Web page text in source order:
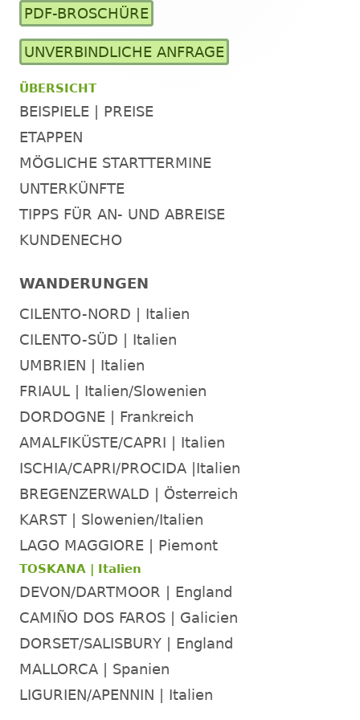
Seitenleiste
PDF-BROSCHÜRE
UNVERBINDLICHE ANFRAGE
ÜBERSICHT
BEISPIELE | PREISE
ETAPPEN
MÖGLICHE STARTTERMINE
UNTERKÜNFTE
TIPPS FÜR AN- UND ABREISE
KUNDENECHO
WANDERUNGEN
CILENTO-NORD | Italien
CILENTO-SÜD | Italien
UMBRIEN | Italien
FRIAUL | Italien/Slowenien
DORDOGNE | Frankreich
AMALFIKÜSTE/CAPRI | Italien
ISCHIA/CAPRI/PROCIDA |Italien
BREGENZERWALD | Österreich
KARST | Slowenien/Italien
LAGO MAGGIORE | Piemont
TOSKANA | Italien
DEVON/DARTMOOR | England
CAMIÑO DOS FAROS | Galicien
DORSET/SALISBURY | England
MALLORCA | Spanien
LIGURIEN/APENNIN | Italien